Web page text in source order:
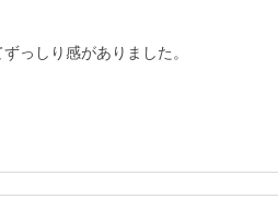
っしり感がありました。